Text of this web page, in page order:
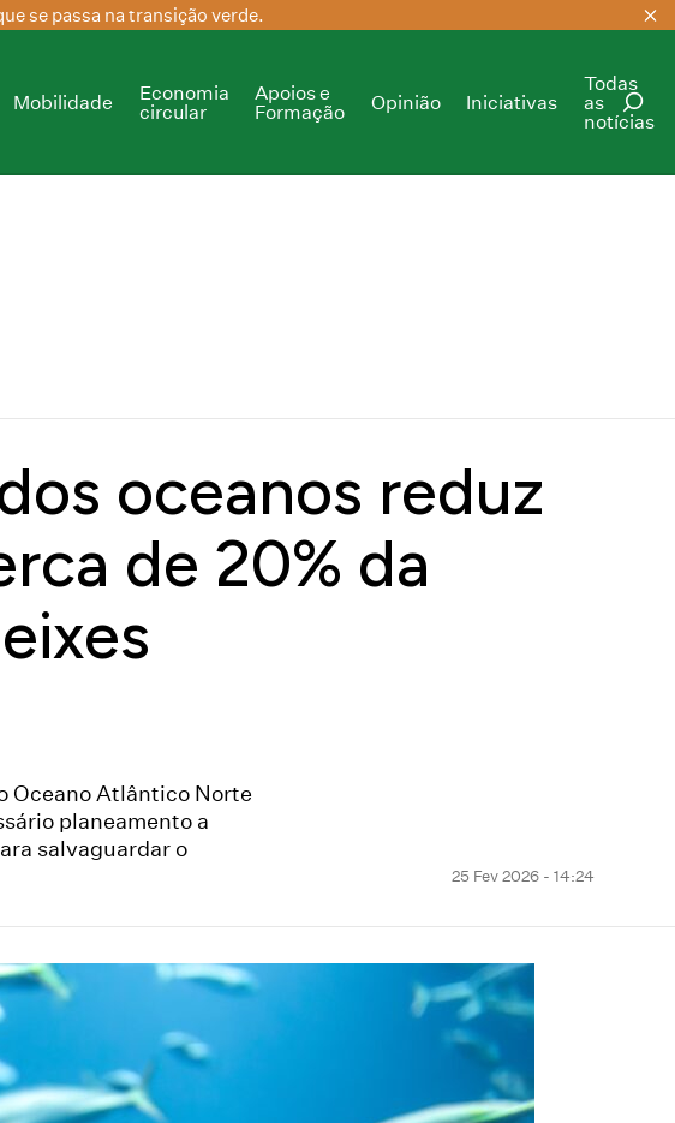
se passa na transição verde.
Mobilidade
Economia
circular
Apoios e
Formação
Opinião Iniciativas
Todas
as
notícias
oceanos reduz
de 20% da
Oceano Atlântico Norte
planeamento a
salvaguardar o
25 Fev 2026 - 14:24